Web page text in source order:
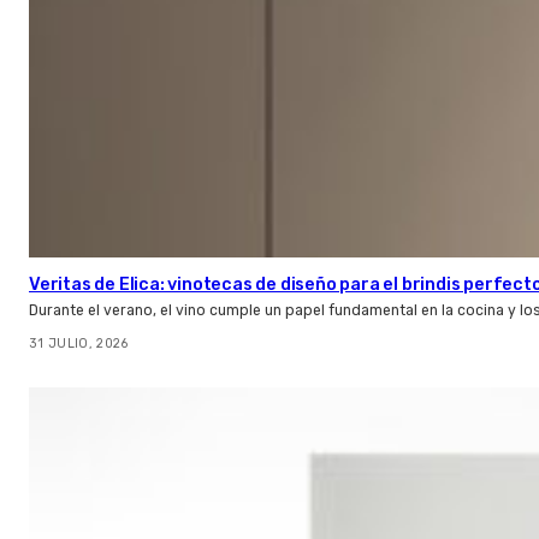
Veritas de Elica: vinotecas de diseño para el brindis
Durante el verano, el vino cumple un papel fundamental en la cocina y
31 JULIO, 2026